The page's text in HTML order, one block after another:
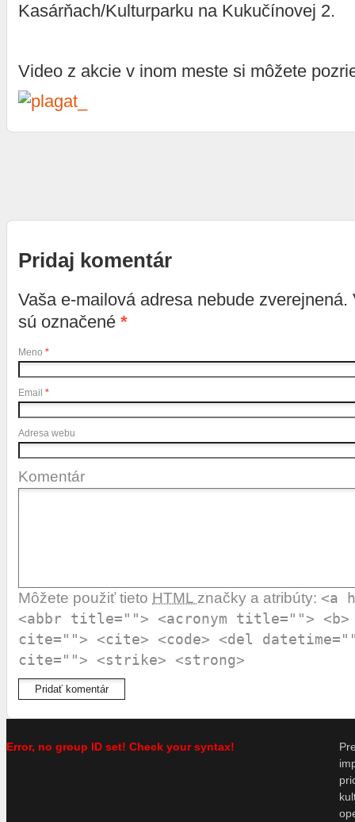
Kasárňach/Kulturparku na Kukučínovej 2.
Video z akcie v inom meste si môžete
Pridaj komentár
Vaša e-mailová adresa nebude zverejnená.
sú označené *
Meno *
Email *
Adresa webu
Komentár
Môžete použiť tieto HTML značky a atribúty: <a
<abbr title=""> <acronym title=""> <b>
cite=""> <cite> <code> <del
cite=""> <strike> <strong>
Error, no group ID set! Check your syntax!